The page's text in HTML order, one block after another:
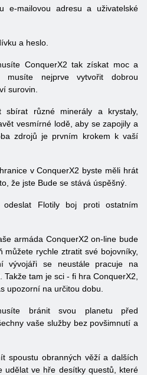
e-mailovou adresu a uživatelské
a heslo.
ConquerX2 tak získat moc a
nejprve vytvořit dobrou
surovin.
sbírat různé minerály a krystaly,
vesmírné lodě, aby se zapojily a
zdrojů je prvním krokem k vaší
v ConquerX2 byste měli hrát
že jste Bude se stává úspěšný.
Flotily boj proti ostatním
armáda ConquerX2 on-line bude
rychle ztratit své bojovníky,
vývojáři se neustále pracuje na
tam je sci - fi hra ConquerX2,
upozorní na určitou dobu.
bránit svou planetu před
vaše služby bez povšimnutí a
spoustu obranných věží a dalších
udělat ve hře desítky questů, které